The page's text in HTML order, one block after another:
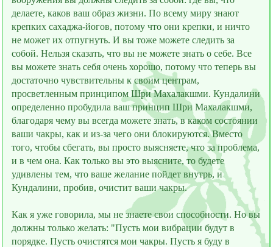
делаете, каков ваш образ жизни. По всему миру знают
крепких сахаджа-йогов, потому что они крепки, и ничто
не может их отпугнуть. И вы тоже можете следить за
собой. Нельзя сказать, что вы не можете знать о себе. Все
вы можете знать себя очень хорошо, потому что теперь вы
достаточно чувствительны к своим центрам,
просветлeнным принципом Шри Махалакшми. Кундалини
определeнно пробудила ваш принцип Шри Махалакшми,
благодаря чему вы всегда можете знать, в каком состоянии
ваши чакры, как и из-за чего они блокируются. Вместо
того, чтобы сбегать, вы просто выясняете, что за проблема,
и в чем она. Как только вы это выясните, то будете
удивлены тем, что ваше желание пойдeт внутрь, и
Кундалини, пробив, очистит ваши чакры.
Как я уже говорила, мы не знаете свои способности. Но вы
должны только желать: "Пусть мои вибрации будут в
порядке. Пусть очистятся мои чакры. Пусть я буду в